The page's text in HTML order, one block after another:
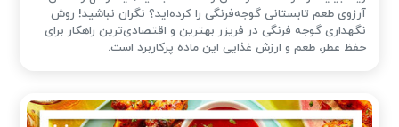
آرزوی طعم تابستانی گوجه‌فرنگی را کرده‌اید؟ نگران نباشید! روش
نگهداری گوجه فرنگی در فریزر بهترین و اقتصادی‌ترین راهکار برای
حفظ عطر، طعم و ارزش غذایی این ماده پرکاربرد است.